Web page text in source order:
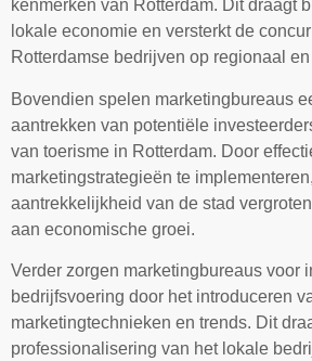
kenmerken van Rotterdam. Dit draagt
lokale economie en versterkt de
Rotterdamse bedrijven op regionaal
Bovendien spelen marketingbureaus
aantrekken van potentiële
van toerisme in Rotterdam. Door
marketingstrategieën te
aantrekkelijkheid van de stad
aan economische groei.
Verder zorgen marketingbureaus voor
bedrijfsvoering door het introduceren
marketingtechnieken en trends. Dit
professionalisering van het lokale